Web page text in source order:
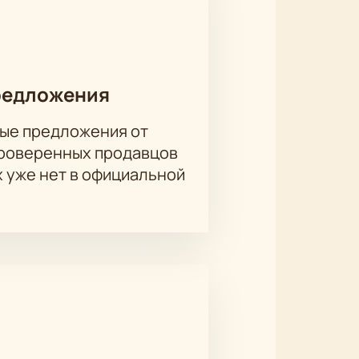
театр с историей и
зависит от выбранной
телефону — менеджер поможет
для каждого места. На
предложения от
продавцов
нет в официальной